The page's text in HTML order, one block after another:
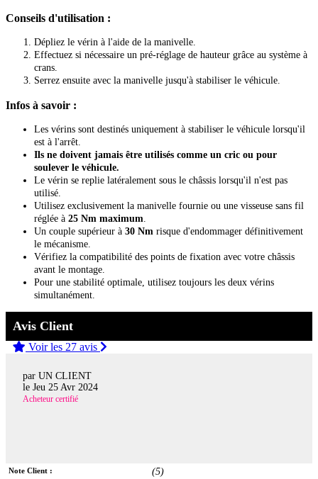
Conseils d'utilisation :
Dépliez le vérin à l'aide de la manivelle.
Effectuez si nécessaire un pré-réglage de hauteur grâce au système à
crans.
Serrez ensuite avec la manivelle jusqu'à stabiliser le véhicule.
Infos à savoir :
Les vérins sont destinés uniquement à stabiliser le véhicule lorsqu'il
est à l'arrêt.
Ils ne doivent jamais être utilisés comme un cric ou pour
soulever le véhicule.
Le vérin se replie latéralement sous le châssis lorsqu'il n'est pas
utilisé.
Utilisez exclusivement la manivelle fournie ou une visseuse sans fil
réglée à 25 Nm maximum.
Un couple supérieur à 30 Nm risque d'endommager définitivement
le mécanisme.
Vérifiez la compatibilité des points de fixation avec votre châssis
avant le montage.
Pour une stabilité optimale, utilisez toujours les deux vérins
simultanément.
Avis Client
Voir les 27 avis
par UN CLIENT
le Jeu 25 Avr 2024
Acheteur certifié
Note Client : (5)